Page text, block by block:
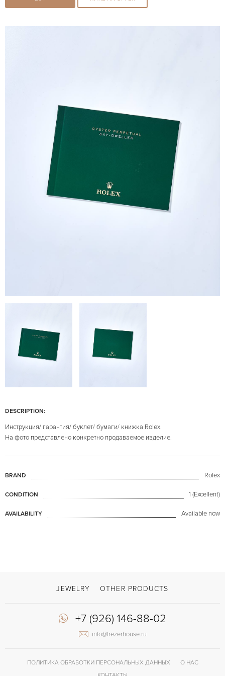
DESCRIPTION:
Инструкция/ гарантия/ буклет/ бумаги/ книжка Rolex.
На фото представлено конкретно продаваемое изделие.
BRAND Rolex
CONDITION 1 (Excellent)
AVAILABILITY Available now
JEWELRY OTHER PRODUCTS
+7 (926) 146-88-02
info@frezerhouse.ru
ПОЛИТИКА ОБРАБОТКИ ПЕРСОНАЛЬНЫХ ДАННЫХ
О НАС